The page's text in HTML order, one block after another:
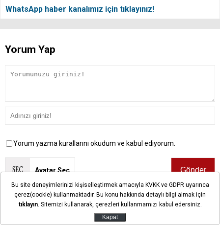
WhatsApp haber kanalımız için tıklayınız!
Yorum Yap
Yorum yazma kurallarını okudum ve kabul ediyorum.
Avatar Seç
Önemli Not:Bu sayfalarda yayınlanan okur yorumları okuyucuların
kendilerine ait görüşlerdir. Yazılan yorumlardan ilgihaber.com hiçbir
Bu site deneyimlerinizi kişiselleştirmek amacıyla KVKK ve GDPR uyarınca
çerez(cookie) kullanmaktadır. Bu konu hakkında detaylı bilgi almak için
tıklayın. Sitemizi kullanarak, çerezleri kullanmamızı kabul edersiniz.
Kapat